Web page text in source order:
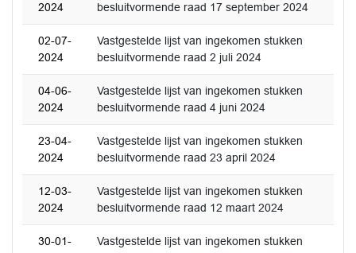
2024
besluitvormende raad 17 september 2024
02-07-
2024
Vastgestelde lijst van ingekomen stukken
besluitvormende raad 2 juli 2024
04-06-
2024
Vastgestelde lijst van ingekomen stukken
besluitvormende raad 4 juni 2024
23-04-
2024
Vastgestelde lijst van ingekomen stukken
besluitvormende raad 23 april 2024
12-03-
2024
Vastgestelde lijst van ingekomen stukken
besluitvormende raad 12 maart 2024
30-01-
Vastgestelde lijst van ingekomen stukken